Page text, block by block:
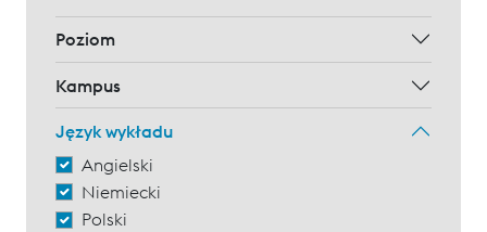
Poziom
Kampus
Język wykładu
Angielski
Niemiecki
Polski